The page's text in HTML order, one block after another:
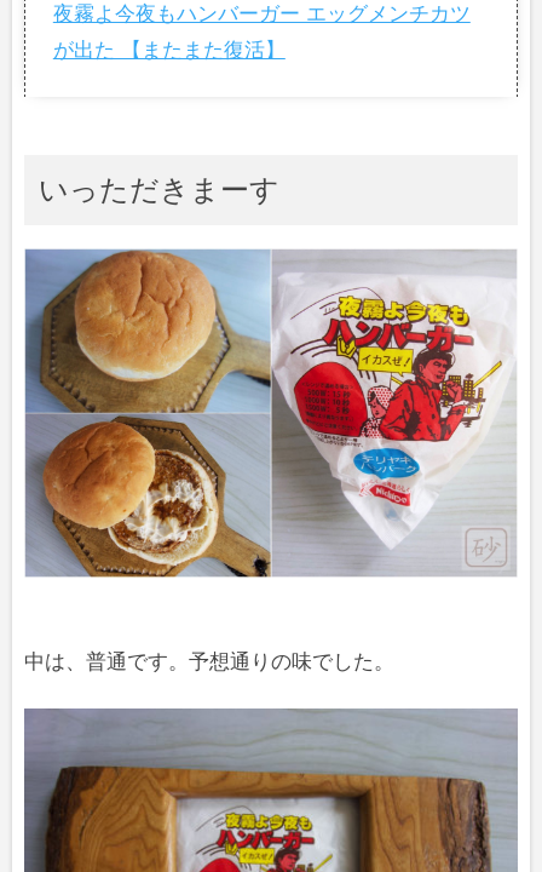
夜霧よ今夜もハンバーガー エッグメンチカツ
が出た 【またまた復活】
いっただきまーす
中は、普通です。予想通りの味でした。